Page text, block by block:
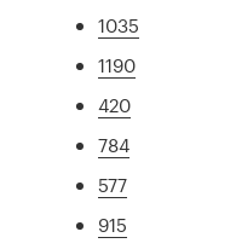
1035
1190
420
784
577
915